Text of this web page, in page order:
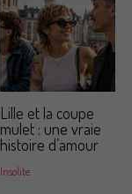
Lille et la coupe
mulet : une vraie
histoire d’amour
Insolite